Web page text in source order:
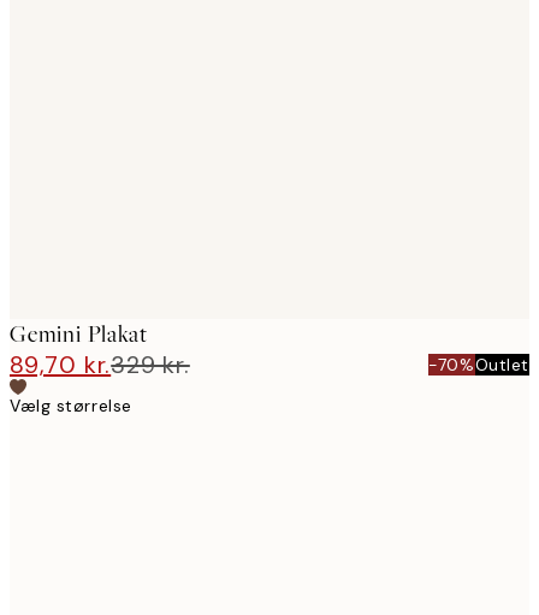
Gemini Plakat
89,70 kr.329 kr. -70%Outlet
Vælg størrelse